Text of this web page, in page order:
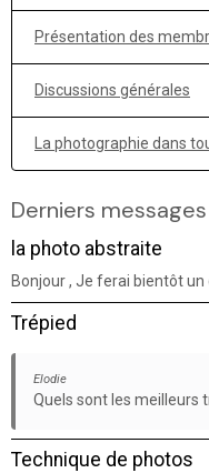
Présentation des
Discussions générales
La photographie dans
Derniers messages
la photo abstraite
Bonjour , Je ferai bientôt
Trépied
Elodie
Quels sont les meilleurs
Technique de photos